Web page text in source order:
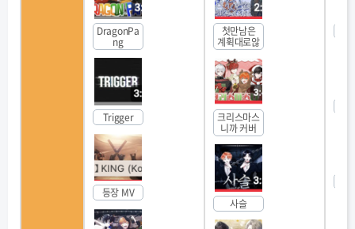
DragonPa
ng
Trigger
등장 MV
첫만남은
계휙대로않
크리스마스
니까 커버
사슬